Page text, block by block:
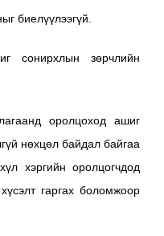
биелүүлээгүй.
сонирхлын зөрчлийн
оролцоход ашиг
нөхцөл байдал байгаа
хэргийн оролцогчдод
хүсэлт гаргах боломжоор